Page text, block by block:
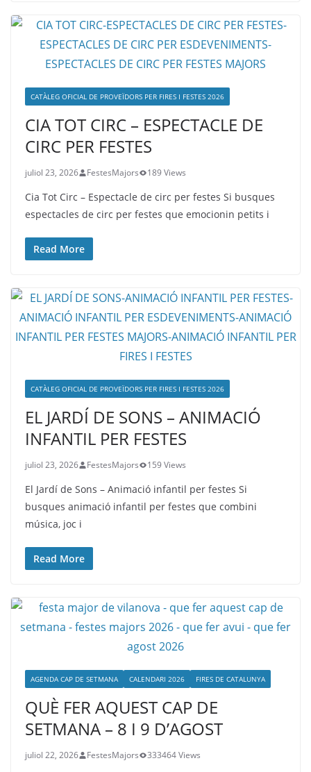
CATÀLEG OFICIAL DE PROVEÏDORS PER FIRES I FESTES 2026
CIA TOT CIRC – ESPECTACLE DE
CIRC PER FESTES
juliol 23, 2026 FestesMajors 189 Views
Cia Tot Circ – Espectacle de circ per festes Si busques
espectacles de circ per festes que emocionin petits i
Read More
CATÀLEG OFICIAL DE PROVEÏDORS PER FIRES I FESTES 2026
EL JARDÍ DE SONS – ANIMACIÓ
INFANTIL PER FESTES
juliol 23, 2026 FestesMajors 159 Views
El Jardí de Sons – Animació infantil per festes Si
busques animació infantil per festes que combini
música, joc i
Read More
AGENDA CAP DE SETMANA CALENDARI 2026 FIRES DE CATALUNYA
QUÈ FER AQUEST CAP DE
SETMANA – 8 I 9 D’AGOST
juliol 22, 2026 FestesMajors 333464 Views